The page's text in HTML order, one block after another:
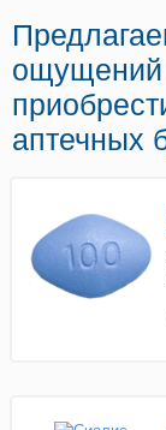
ощущений
аптечных